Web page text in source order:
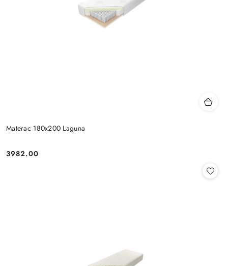
Materac 180x200 Laguna
Cena:
3982.00